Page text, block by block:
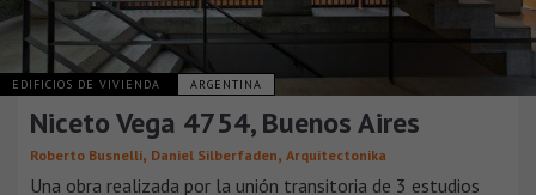
EDIFICIOS DE VIVIENDA ARGENTINA
Niceto Vega 4754, Buenos Aires
Roberto Busnelli, Daniel Silberfaden, Arquitectonika
Una obra realizada por la unión transitoria de 3 estudios